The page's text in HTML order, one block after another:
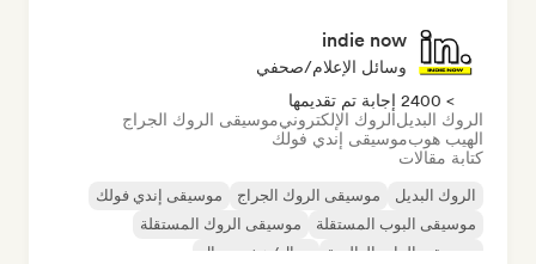
indie now
وسائل الإعلام/صحفي
> 2400 إجابة تم تقديمها
الروك البديلالروك الإلكترونيموسيقى الروك الجراج
الهيب هوبموسيقى إندي فولك
كتابة مقالات
الروك البديل موسيقى الروك الجراج
موسيقى إندي فولك
موسيقى البوب المستقلة
موسيقى الروك المستقلة
موسيقى الراب العالمية
ميتال/هيفي ميتال